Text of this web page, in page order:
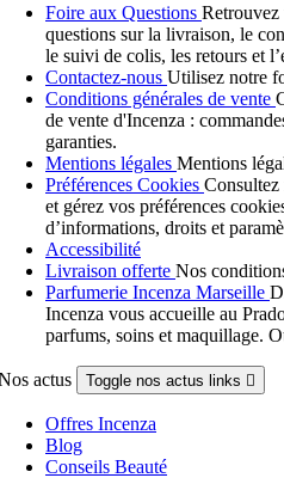
Foire aux Questions Retrouvez
questions sur la livraison, le
le suivi de colis, les retours et
Contactez-nous Utilisez notre
Conditions générales de vente
de vente d'Incenza :
garanties.
Mentions légales Mentions
Préférences Cookies
et gérez vos préférences
d’informations, droits et
Accessibilité
Livraison offerte Nos
Parfumerie Incenza Marseille
Incenza vous accueille au
parfums, soins et maquillage.
actus Toggle nos actus links 
Offres Incenza
Blog
Conseils Beauté